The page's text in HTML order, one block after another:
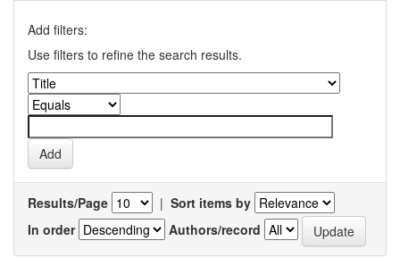
Add filters:
Use filters to refine the search results.
Results/Page | Sort items by
In order
Authors/record